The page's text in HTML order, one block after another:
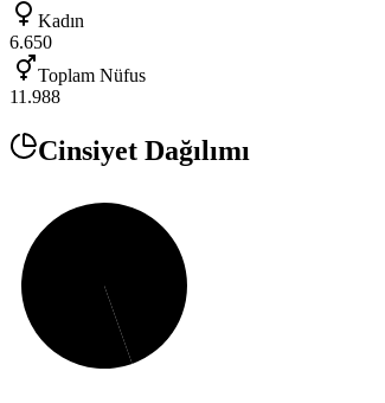
Kadın
6.650
Toplam Nüfus
11.988
Cinsiyet Dağılımı